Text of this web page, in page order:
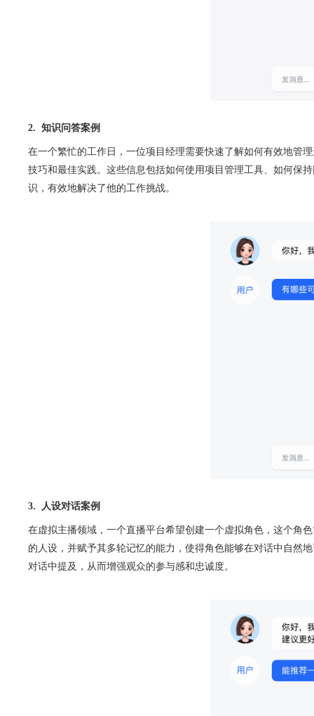
2.  知识问答案例
在一个繁忙的工作日，一位项目经理需要快速了解如何有效地管
技巧和最佳实践。这些信息包括如何使用项目管理工具、如何保
识，有效地解决了他的工作挑战。
3.  人设对话案例
在虚拟主播领域，一个直播平台希望创建一个虚拟角色，这个角
的人设，并赋予其多轮记忆的能力，使得角色能够在对话中自然
对话中提及，从而增强观众的参与感和忠诚度。